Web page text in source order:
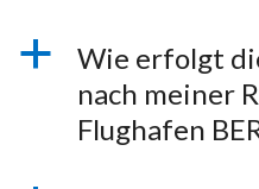
a
Wie erfolgt
nach meiner
Flughafen